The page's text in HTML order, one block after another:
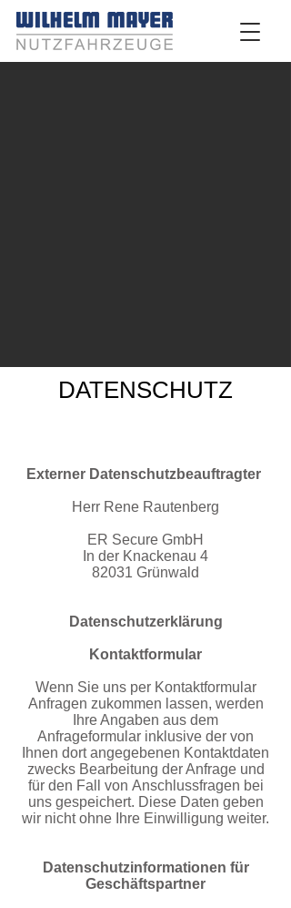
DATENSCHUTZ
Externer Datenschutzbeauftragter
Herr Rene Rautenberg
ER Secure GmbH
In der Knackenau 4
82031 Grünwald
Datenschutzerklärung
Kontaktformular
Wenn Sie uns per Kontaktformular
Anfragen zukommen lassen, werden
Ihre Angaben aus dem
Anfrageformular inklusive der von
Ihnen dort angegebenen Kontaktdaten
zwecks Bearbeitung der Anfrage und
für den Fall von Anschlussfragen bei
uns gespeichert. Diese Daten geben
wir nicht ohne Ihre Einwilligung weiter.
Datenschutzinformationen für
Geschäftspartner